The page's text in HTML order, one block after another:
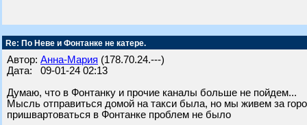
Re: По Неве и Фонтанке не катере.
Автор: Анна-Мария (178.70.24.---)
Дата: 09-01-24 02:13
Думаю, что в Фонтанку и прочие каналы больше не пойдем...
Мысль отправиться домой на такси была, но мы живем за
пришвартоваться в Фонтанке проблем не было